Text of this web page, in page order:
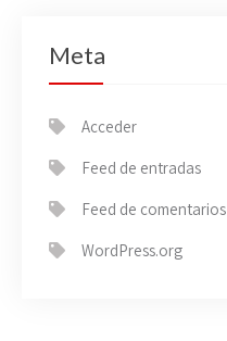
Meta
Acceder
Feed de entradas
Feed de comentarios
WordPress.org